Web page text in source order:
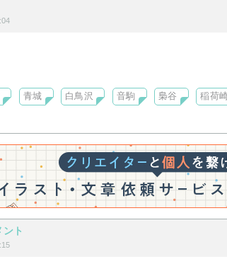
稚拙な文章となりますが、生温かい目で見て
！
青城 白鳥沢 音駒 梟谷 稲荷
ト